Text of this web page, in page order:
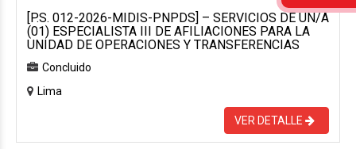
[P.S. 012-2026-MIDIS-PNPDS] – SERVICIOS DE UN/A
(01) ESPECIALISTA III DE AFILIACIONES PARA LA
UNIDAD DE OPERACIONES Y TRANSFERENCIAS
Concluido
Lima
VER DETALLE